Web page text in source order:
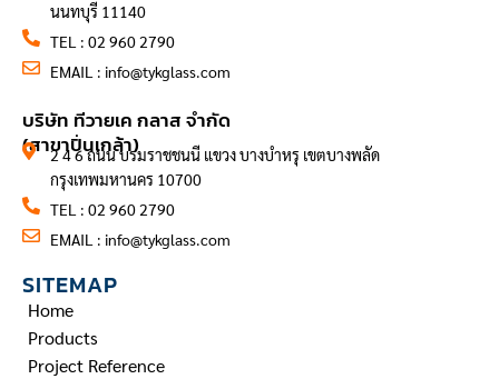
นนทบุรี 11140
TEL : 02 960 2790
EMAIL : info@tykglass.com
บริษัท ทีวายเค กลาส จำกัด
(สาขาปิ่นเกล้า)
2 4 6 ถนน บรมราชชนนี แขวง บางบำหรุ เขตบางพลัด
กรุงเทพมหานคร 10700
TEL : 02 960 2790
EMAIL : info@tykglass.com
SITEMAP
Home
Products
Project Reference